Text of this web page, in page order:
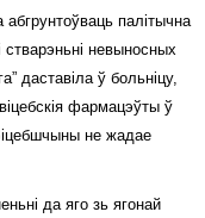
абгрунтоўваць палітычна
невыносных
даставіла ў больніцу,
фармацэўты ў
не жадае
да яго зь ягонай